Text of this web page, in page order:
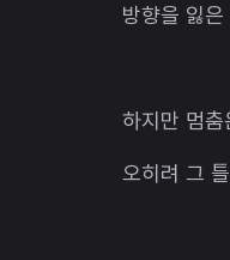
방향을 잃
하지만 멈춤
오히려 그